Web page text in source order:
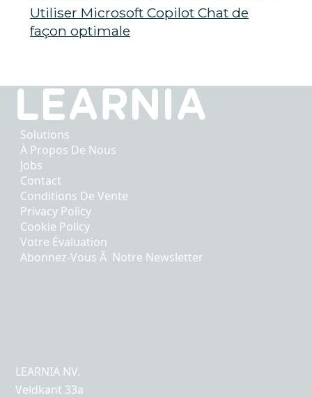
Utiliser Microsoft Copilot Chat de
façon optimale
Solutions
À Propos De Nous
Jobs
Contact
Conditions De Vente
Privacy Policy
Cookie Policy
Votre Évaluation
Abonnez-Vous Ã Notre Newsletter
LEARNIA NV.
Veldkant 33a